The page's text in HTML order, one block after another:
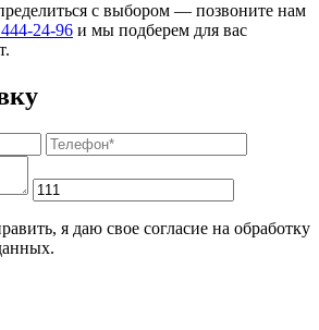
с выбором — позвоните нам
24-96 и мы подберем для вас
я даю свое согласие на обработку